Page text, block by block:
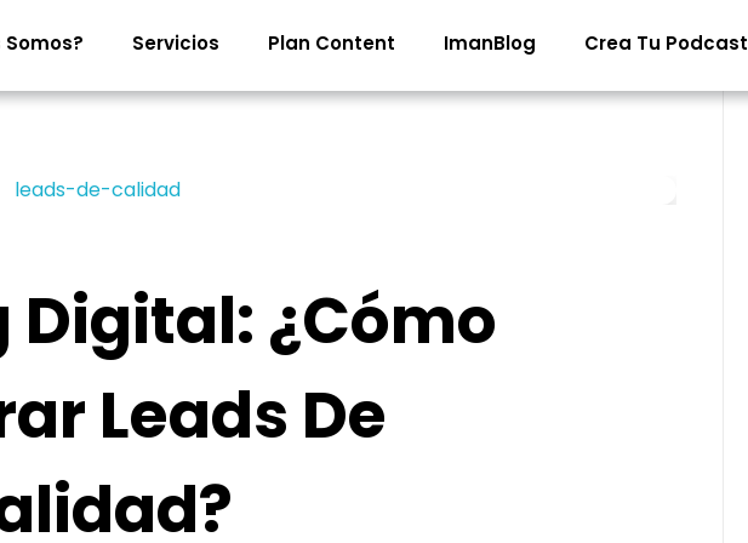
Somos? Servicios Plan Content ImanBlog Crea Tu Podcast
¿Cómo
Leads De